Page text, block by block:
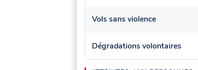
Vols sans violence
Dégradations volontaires